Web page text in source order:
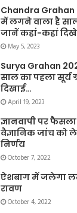
Chandra
में लगने वाला है
जानें कहां-कहां
May 5, 2023
Surya Grahan
साल का पहला सूर्य
दिखाई…
April 19, 2023
ज्ञानवापी पर
वैज्ञानिक जांच को
निर्णय
October 7, 2022
ऐशबाग में जलेगा
रावण
October 4, 2022